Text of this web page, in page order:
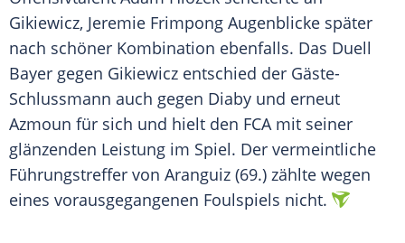
Gikiewicz, Jeremie Frimpong Augenblicke später
nach schöner Kombination ebenfalls. Das Duell
Bayer gegen Gikiewicz entschied der Gäste-
Schlussmann auch gegen Diaby und erneut
Azmoun für sich und hielt den FCA mit seiner
glänzenden Leistung im Spiel. Der vermeintliche
Führungstreffer von Aranguiz (69.) zählte wegen
eines vorausgegangenen Foulspiels nicht.